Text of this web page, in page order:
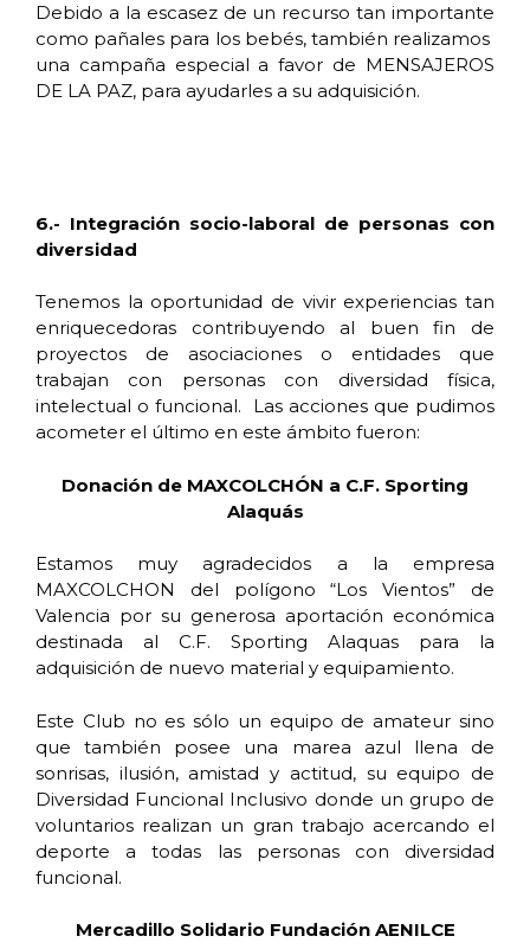
Debido a la escasez de un recurso tan importante
como pañales para los bebés, también realizamos
una campaña especial a favor de MENSAJEROS
DE LA PAZ, para ayudarles a su adquisición.
6.- Integración socio-laboral de personas con
diversidad
Tenemos la oportunidad de vivir experiencias tan
enriquecedoras contribuyendo al buen fin de
proyectos de asociaciones o entidades que
trabajan con personas con diversidad física,
intelectual o funcional. Las acciones que pudimos
acometer el último en este ámbito fueron:
Donación de MAXCOLCHÓN a C.F. Sporting
Alaquás
Estamos muy agradecidos a la empresa
MAXCOLCHON del polígono “Los Vientos” de
Valencia por su generosa aportación económica
destinada al C.F. Sporting Alaquas para la
adquisición de nuevo material y equipamiento.
Este Club no es sólo un equipo de amateur sino
que también posee una marea azul llena de
sonrisas, ilusión, amistad y actitud, su equipo de
Diversidad Funcional Inclusivo donde un grupo de
voluntarios realizan un gran trabajo acercando el
deporte a todas las personas con diversidad
funcional.
Mercadillo Solidario Fundación AENILCE